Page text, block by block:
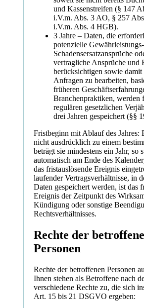
und Kassenstreifen (§ 147
i.V.m. Abs. 3 AO, § 257
i.V.m. Abs. 4 HGB).
3 Jahre – Daten, die
potenzielle
Schadensersatzansprüche
vertragliche Ansprüche und
berücksichtigen sowie damit
Anfragen zu bearbeiten,
früheren
Branchenpraktiken, werden
regulären gesetzlichen
drei Jahren gespeichert (§§
Fristbeginn mit Ablauf des Jahres:
nicht ausdrücklich zu einem
beträgt sie mindestens ein Jahr, so
automatisch am Ende des
das fristauslösende Ereignis
laufender Vertragsverhältnisse, in
Daten gespeichert werden, ist das
Ereignis der Zeitpunkt des
Kündigung oder sonstige
Rechtsverhältnisses.
Rechte der
Personen
Rechte der betroffenen Personen
Ihnen stehen als Betroffene nach
verschiedene Rechte zu, die sich
Art. 15 bis 21 DSGVO ergeben: